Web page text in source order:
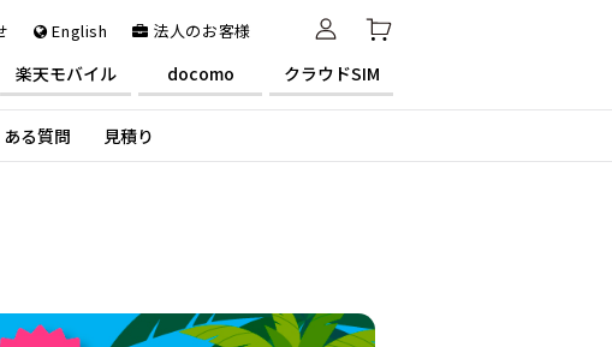
English 法人のお客様
楽天モバイル docomo クラウドSIM
る質問 見積り